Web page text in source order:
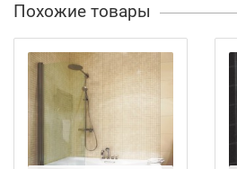
Похожие товары